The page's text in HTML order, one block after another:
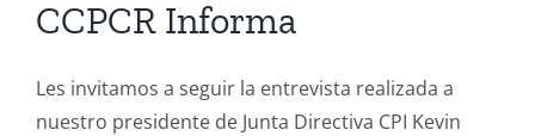
CCPCR Informa
Les invitamos a seguir la entrevista realizada a
nuestro presidente de Junta Directiva CPI Kevin